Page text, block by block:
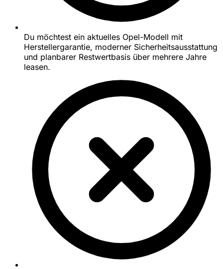
Du möchtest ein aktuelles Opel-Modell mit
Herstellergarantie, moderner Sicherheitsausstattung
und planbarer Restwertbasis über mehrere Jahre
leasen.